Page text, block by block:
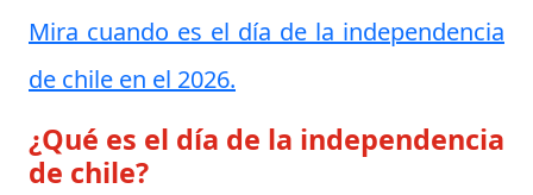
Mira cuando es el día de la independencia
de chile en el 2026.
¿Qué es el día de la independencia
de chile?